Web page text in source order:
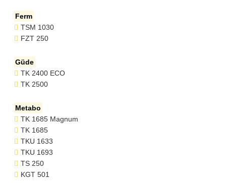
Ferm
TSM 1030
FZT 250
Güde
TK 2400 ECO
TK 2500
Metabo
TK 1685 Magnum
TK 1685
TKU 1633
TKU 1693
TS 250
KGT 501